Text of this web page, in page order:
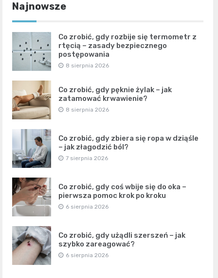
Najnowsze
Co zrobić, gdy rozbije się termometr z
rtęcią – zasady bezpiecznego
postępowania
8 sierpnia 2026
Co zrobić, gdy pęknie żylak – jak
zatamować krwawienie?
8 sierpnia 2026
Co zrobić, gdy zbiera się ropa w dziąśle
– jak złagodzić ból?
7 sierpnia 2026
Co zrobić, gdy coś wbije się do oka –
pierwsza pomoc krok po kroku
6 sierpnia 2026
Co zrobić, gdy użądli szerszeń – jak
szybko zareagować?
6 sierpnia 2026